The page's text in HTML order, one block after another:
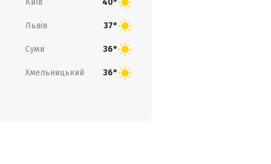
40°
Львів 37°
Суми 36°
Хмельницький 36°